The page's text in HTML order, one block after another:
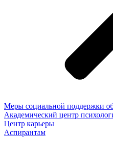
Меры социальной поддержки
Академический центр
Центр карьеры
Аспирантам